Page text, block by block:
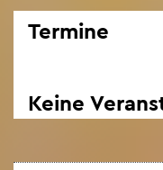
Ter­mi­ne
Keine